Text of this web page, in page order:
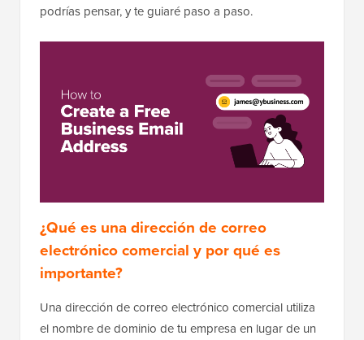
podrías pensar, y te guiaré paso a paso.
¿Qué es una dirección de correo
electrónico comercial y por qué es
importante?
Una dirección de correo electrónico comercial utiliza
el nombre de dominio de tu empresa en lugar de un